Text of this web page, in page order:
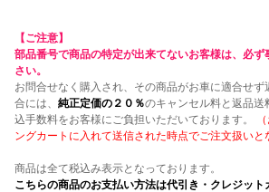
【ご注意】
部品番号で商品の特定が出来てないお客様は、必
さい。
お問合せなく購入され、その商品がお車に適合せ
合には、 純正定価の２０％のキャンセル料と返品送
込手数料をお客様にご負担いただいております。
ングカートに入れて送信された時点でご注文扱いと
商品は全て税込み表示となっております。
こちらの商品のお支払い方法は代引き・クレジット